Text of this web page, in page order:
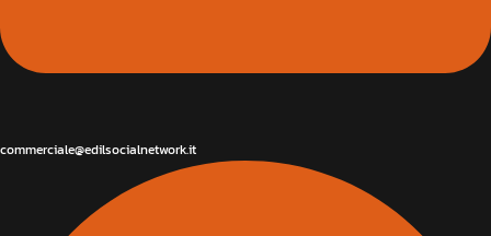
commerciale@edilsocialnetwork.it